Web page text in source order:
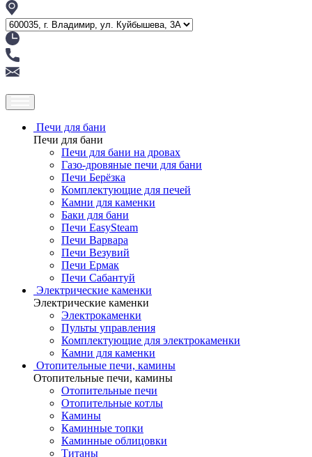
Печи для бани
Печи для бани
Печи для бани на дровах
Газо-дровяные печи для бани
Печи Берёзка
Комплектующие для печей
Камни для каменки
Баки для бани
Печи EasySteam
Печи Варвара
Печи Везувий
Печи Ермак
Печи Сабантуй
Электрические каменки
Электрические каменки
Электрокаменки
Пульты управления
Комплектующие для электрокаменки
Камни для каменки
Отопительные печи, камины
Отопительные печи, камины
Отопительные печи
Отопительные котлы
Камины
Каминные топки
Каминные облицовки
Титаны